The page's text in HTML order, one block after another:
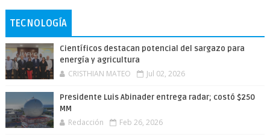
TECNOLOGÍA
Científicos destacan potencial del sargazo para
energía y agricultura
CRISTHIAN MATEO Jul 02, 2026
Presidente Luis Abinader entrega radar; costó $250
MM
Redacción Feb 26, 2026